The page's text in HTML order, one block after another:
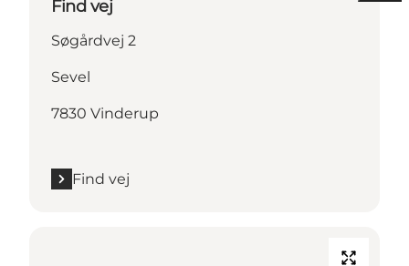
Find vej
Søgårdvej 2
Sevel
7830 Vinderup
Find vej